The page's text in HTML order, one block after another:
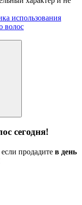
использования
волос
сегодня!
продадите в день